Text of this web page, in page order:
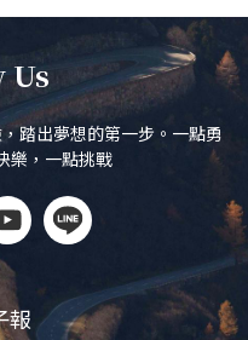
Us
踏出夢想的第一步。一點勇
樂，一點挑戰
報